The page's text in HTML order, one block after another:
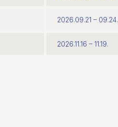
2026.09.21 – 09.24.
2026.11.16 – 11.19.